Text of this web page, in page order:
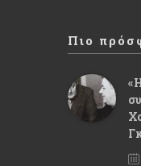
Πιο